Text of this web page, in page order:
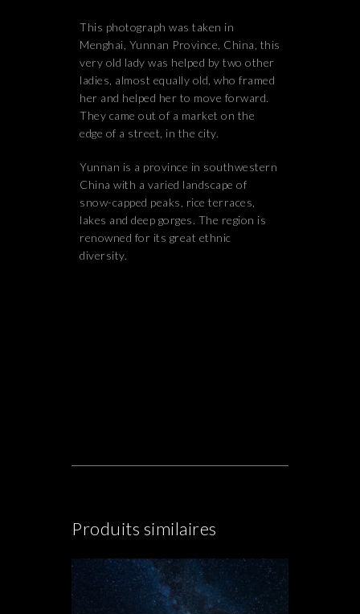
This photograph was taken in
Menghai, Yunnan Province, China, this
very old lady was helped by two other
ladies, almost equally old, who framed
her and helped her to move forward.
They came out of a market on the
edge of a street, in the city.
Yunnan is a province in southwestern
China with a varied landscape of
snow-capped peaks, rice terraces,
lakes and deep gorges. The region is
renowned for its great ethnic
diversity.
Produits similaires